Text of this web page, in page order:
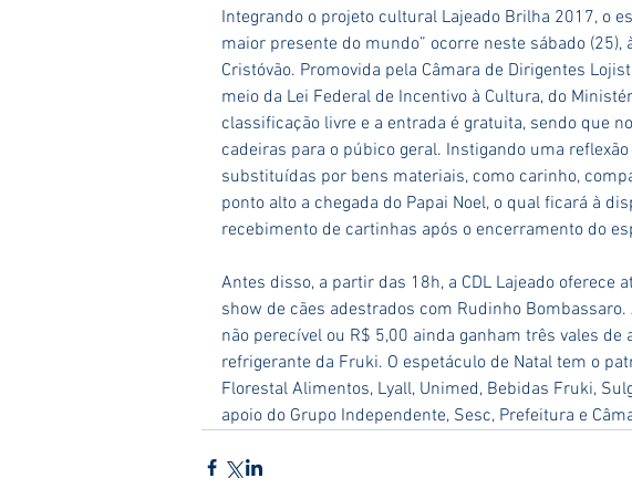
Integrando o projeto cultural Lajeado Brilha 2017, o
maior presente do mundo” ocorre neste sábado (25),
Cristóvão. Promovida pela Câmara de Dirigentes
meio da Lei Federal de Incentivo à Cultura, do
classificação livre e a entrada é gratuita, sendo que
cadeiras para o púbico geral. Instigando uma
substituídas por bens materiais, como carinho,
ponto alto a chegada do Papai Noel, o qual ficará à
recebimento de cartinhas após o encerramento do
Antes disso, a partir das 18h, a CDL Lajeado oferece
show de cães adestrados com Rudinho
não perecível ou R$ 5,00 ainda ganham três vales
refrigerante da Fruki. O espetáculo de Natal tem o
Florestal Alimentos, Lyall, Unimed, Bebidas Fruki,
apoio do Grupo Independente, Sesc, Prefeitura e